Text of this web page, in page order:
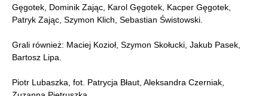
Gęgotek, Dominik Zając, Karol Gęgotek, Kacper Gęgotek,
Patryk Zając, Szymon Klich, Sebastian Świstowski.
Grali również: Maciej Kozioł, Szymon Skołucki, Jakub Pasek,
Bartosz Lipa.
Piotr Lubaszka, fot. Patrycja Błaut, Aleksandra Czerniak,